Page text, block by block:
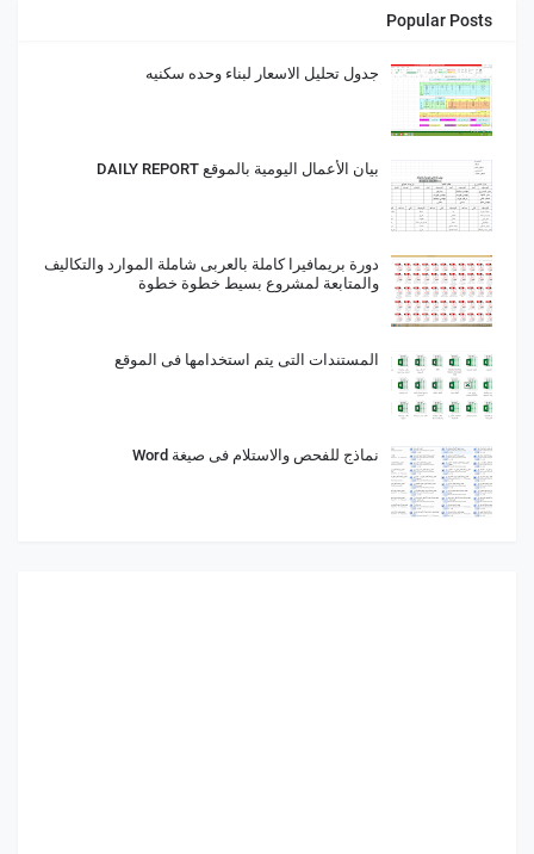
Popular Posts
جدول تحليل الاسعار لبناء وحده سكنيه
بيان الأعمال اليومية بالموقع DAILY REPORT
دورة بريمافيرا كاملة بالعربى شاملة الموارد والتكاليف
والمتابعة لمشروع بسيط خطوة خطوة
المستندات التى يتم استخدامها فى الموقع
نماذج للفحص والاستلام فى صيغة Word